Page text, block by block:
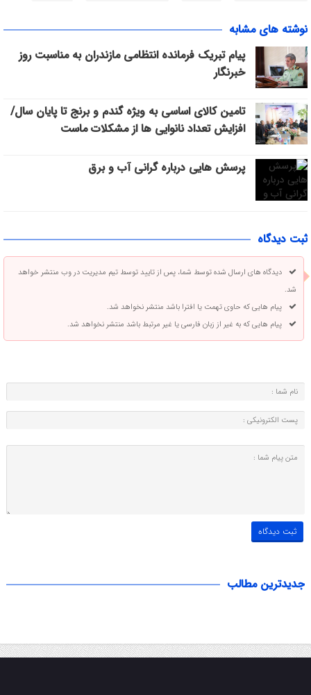
نوشته های مشابه
پیام تبریک فرمانده انتظامی مازندران به مناسبت روز
خبرنگار
تامین کالای اساسی به ویژه گندم و برنج تا پایان سال/
افزایش تعداد نانوایی ها از مشکلات ماست
پرسش هایی درباره گرانی آب و برق
ثبت دیدگاه
دیدگاه های ارسال شده توسط شما، پس از تایید توسط تیم مدیریت در وب منتشر خواهد
شد.
پیام هایی که حاوی تهمت یا افترا باشد منتشر نخواهد شد.
پیام هایی که به غیر از زبان فارسی یا غیر مرتبط باشد منتشر نخواهد شد.
جدیدترین مطالب